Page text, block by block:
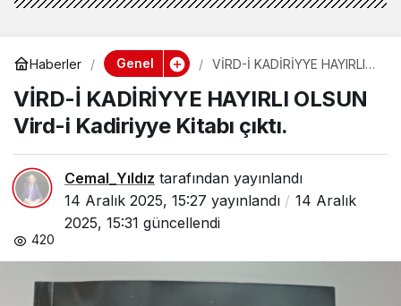
Haberler Genel
VİRD-İ KADİRİYYE HAYIRLI
Kitabı çıktı.
VİRD-İ KADİRİYYE HAYIRLI OLSUN
Vird-i Kadiriyye Kitabı çıktı.
Cemal_Yıldız tarafından yayınlandı
14 Aralık 2025, 15:27 yayınlandı
14 Aralık
2025, 15:31 güncellendi
420